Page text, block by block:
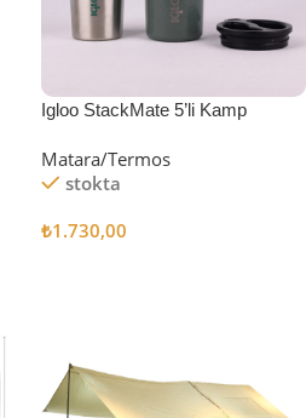
Igloo StackMate 5’li Kamp
Matara/Termos
stokta
₺1.730,00